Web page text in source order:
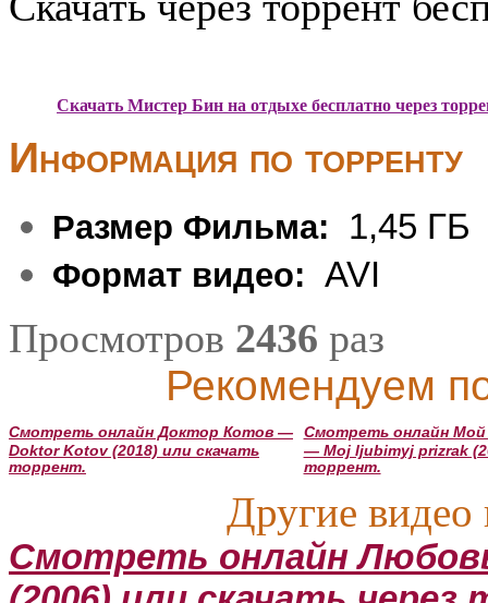
Скачать Мистер Бин на отдыхе бесплатно через
Информация по торренту
Размер Фильма: 1,45 ГБ
Формат видео: AVI
Просмотров 2436 раз
Рекомендуем
Смотреть онлайн Доктор Котов —
Doktor Kotov (2018) или скачать
торрент.
Смотреть онлайн
— Moj ljubimyj prizrak
торрент.
Другие видео
Смотреть онлайн